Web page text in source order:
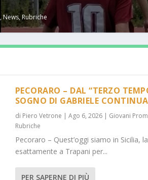
,News,Rubriche
PECORARO – DAL “TERZO
SOGNO DI GABRIELE
di Piero Vetrone | Ago 6, 2026| Giovani
Rubriche
Pecoraro – Quest’oggi siamo in Sicilia,
esattamente a Trapani per...
PER SAPERNE DI PIÙ